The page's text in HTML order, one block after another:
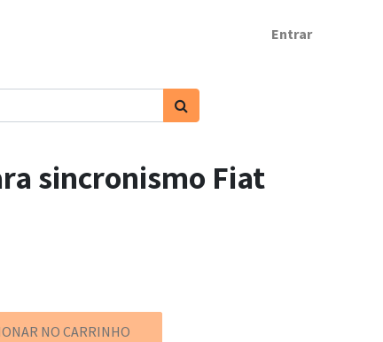
Entrar
sincronismo Fiat
NO CARRINHO